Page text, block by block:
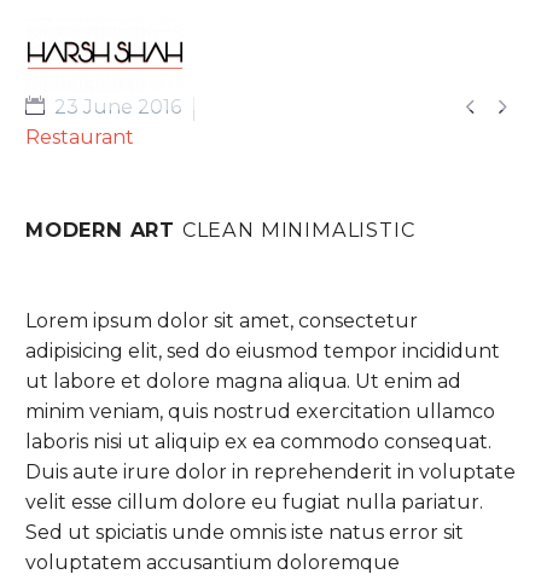
 
23 June 2016
Restaurant
MODERN ART CLEAN MINIMALISTIC
Lorem ipsum dolor sit amet, consectetur
adipisicing elit, sed do eiusmod tempor incididunt
ut labore et dolore magna aliqua. Ut enim ad
minim veniam, quis nostrud exercitation ullamco
laboris nisi ut aliquip ex ea commodo consequat.
Duis aute irure dolor in reprehenderit in voluptate
velit esse cillum dolore eu fugiat nulla pariatur.
Sed ut spiciatis unde omnis iste natus error sit
voluptatem accusantium doloremque